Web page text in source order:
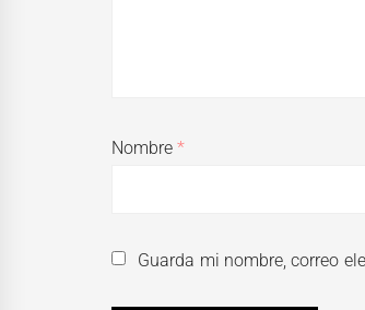
Nombre*
Guarda mi nombre, correo